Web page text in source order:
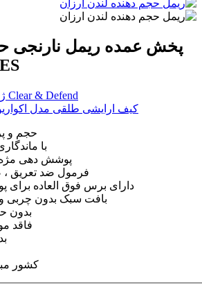
پخش عمده ریمل نارنجی
حجم و
با
پوشش دهی مژه
فرمول ضد تعریق
دارای برس فوق العاده برای
بافت سبک بدون چربی
بدون
فاقد
کشور